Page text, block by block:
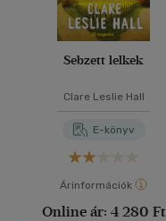
Sebzett lelkek
Clare Leslie Hall
E-könyv
Árinformációk
Online ár: 4 280 Ft